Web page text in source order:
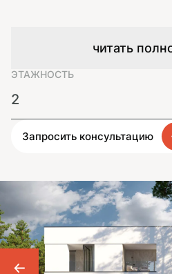
читать
ЭТАЖНОСТЬ
2
Запросить консультацию